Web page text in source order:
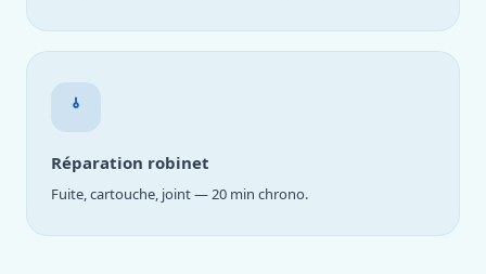
Réparation robinet
Fuite, cartouche, joint — 20 min chrono.